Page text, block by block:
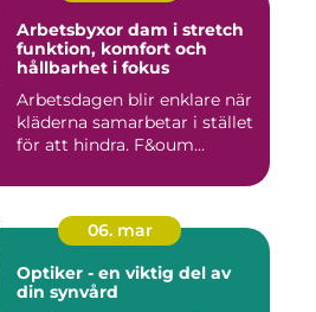
Arbetsbyxor dam i stretch
funktion, komfort och
hållbarhet i fokus
Arbetsdagen blir enklare när
kläderna samarbetar i stället
för att hindra. F&oum...
06. mar
Optiker - en viktig del av
din synvård